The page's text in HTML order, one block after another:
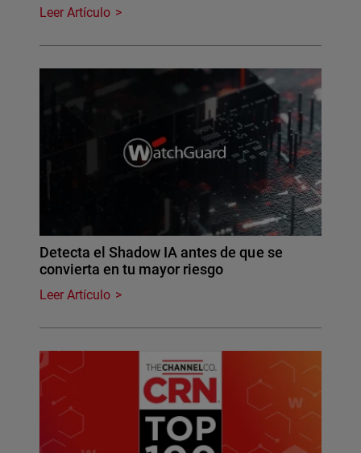
Leer Artículo
Detecta el Shadow IA antes de que se
convierta en tu mayor riesgo
Leer Artículo